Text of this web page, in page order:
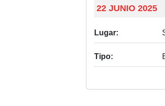
22 JUNIO 2025
Lugar:
Tipo: